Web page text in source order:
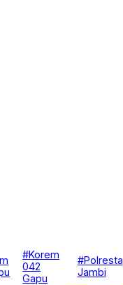
#Korem
042
Gapu
#Polresta
Jambi